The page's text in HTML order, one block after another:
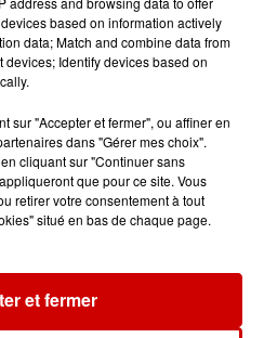
figure
de
féminin
un school bus au
based on information actively
data; Match and combine data from
Identify devices based on
sur "Accepter et fermer", ou affiner en
dans "Gérer mes choix".
cliquant sur "Continuer sans
que pour ce site. Vous
retirer votre consentement à tout
situé en bas de chaque page.
et fermer